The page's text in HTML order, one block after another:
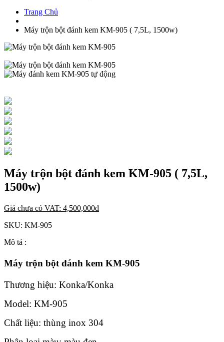
Trang Chủ
Máy trộn bột đánh kem KM-905 ( 7,5L, 1500w)
Máy trộn bột đánh kem KM-905 ( 7,5L,
1500w)
Giá chưa có VAT: 4,500,000đ
SKU: KM-905
Mô tả :
Máy trộn bột đánh kem KM-905
Thương hiệu: Konka/Konka
Model: KM-905
Chất liệu: thùng inox 304